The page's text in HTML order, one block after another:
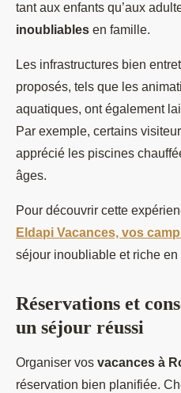
tant aux enfants qu’aux
inoubliables en famille.
Les infrastructures bien
proposés, tels que les
aquatiques, ont également
Par exemple, certains
apprécié les piscines
âges.
Pour découvrir cette
Eldapi Vacances, vos
séjour inoubliable et riche en
Réservations et
un séjour réussi
Organiser vos vacances à
réservation bien planifiée.